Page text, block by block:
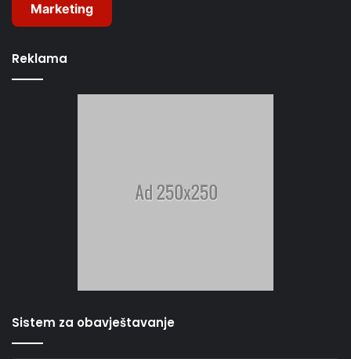
Marketing
Reklama
Sistem za obavještavanje